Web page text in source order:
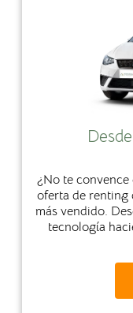
¿No te convence
oferta de renting
más vendido.
tecnología